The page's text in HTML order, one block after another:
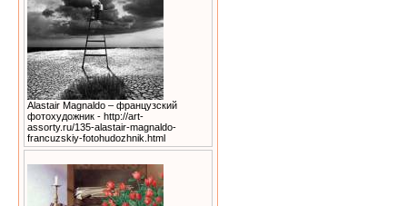
Alastair Magnaldo – французский
фотохудожник - http://art-
assorty.ru/135-alastair-magnaldo-
francuzskiy-fotohudozhnik.html